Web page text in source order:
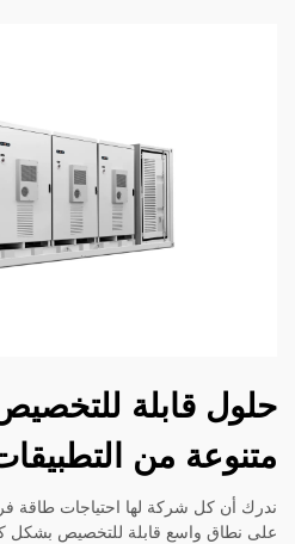
حلول قابلة
متنوعة من
ندرك أن كل شركة لها احتياجات طاقة
على نطاق واسع قابلة للتخصيص بشكل